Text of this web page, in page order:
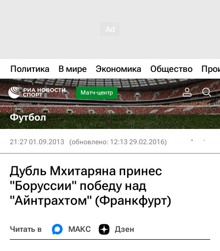
Политика В мире Экономика Общество
Матч-центр
Футбол
21:27 01.09.2013 (обновлено: 12:13 29.02.2016)
Дубль Мхитаряна принес
"Боруссии" победу над
"Айнтрахтом" (Франкфурт)
Читать в МАКС Дзен